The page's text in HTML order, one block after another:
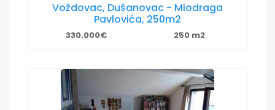
Voždovac, Dušanovac - Miodraga
Pavlovića, 250m2
330.000€ 250 m2